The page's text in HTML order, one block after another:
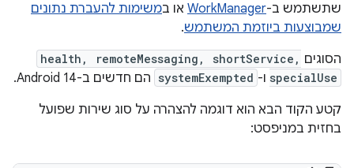
שתשתמש ב-WorkManager או במשימות להעברת נתונים
שמבוצעות ביוזמת המשתמש.
הסוגים health, remoteMessaging, shortService,
specialUse ו- systemExempted הם חדשים ב-Android 14.
קטע הקוד הבא הוא דוגמה להצהרה על סוג שירות שפועל
בחזית במניפסט: